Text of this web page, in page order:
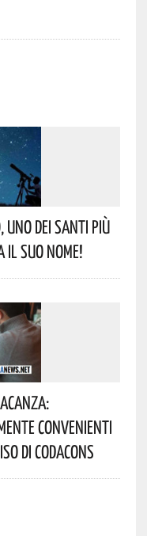
Uno Dei Santi Più
Suo Nome!
Convenienti
Di Codacons